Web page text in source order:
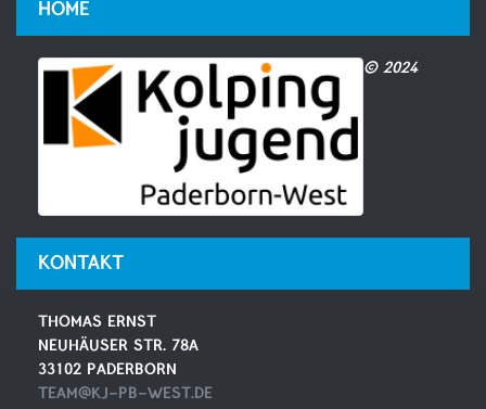
HOME
© 2024
KONTAKT
THOMAS ERNST
NEUHÄUSER STR. 78A
33102 PADERBORN
TEAM@KJ-PB-WEST.DE